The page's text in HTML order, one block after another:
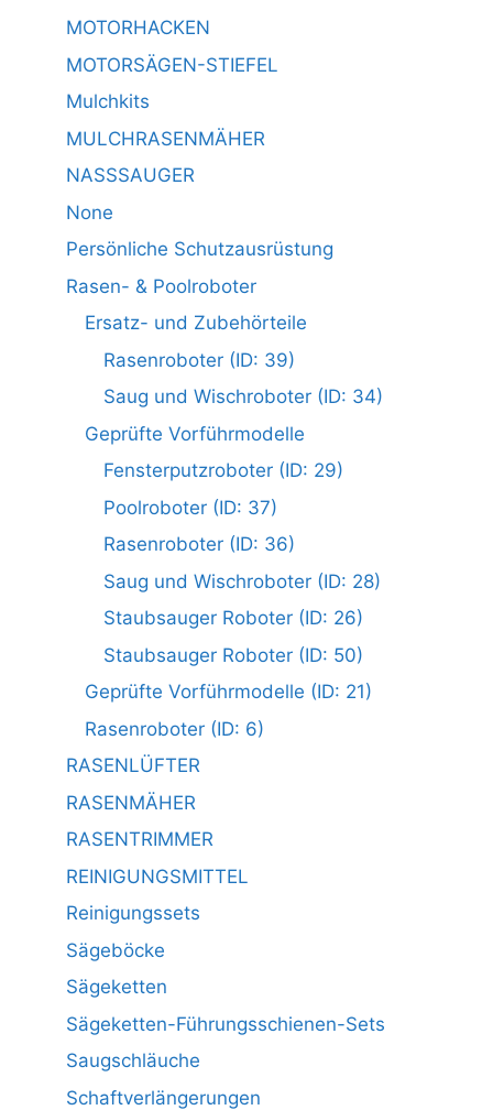
MOTORHACKEN
MOTORSÄGEN-STIEFEL
Mulchkits
MULCHRASENMÄHER
NASSSAUGER
None
Persönliche Schutzausrüstung
Rasen- & Poolroboter
Ersatz- und Zubehörteile
Rasenroboter (ID: 39)
Saug und Wischroboter (ID: 34)
Geprüfte Vorführmodelle
Fensterputzroboter (ID: 29)
Poolroboter (ID: 37)
Rasenroboter (ID: 36)
Saug und Wischroboter (ID: 28)
Staubsauger Roboter (ID: 26)
Staubsauger Roboter (ID: 50)
Geprüfte Vorführmodelle (ID: 21)
Rasenroboter (ID: 6)
RASENLÜFTER
RASENMÄHER
RASENTRIMMER
REINIGUNGSMITTEL
Reinigungssets
Sägeböcke
Sägeketten
Sägeketten-Führungsschienen-Sets
Saugschläuche
Schaftverlängerungen